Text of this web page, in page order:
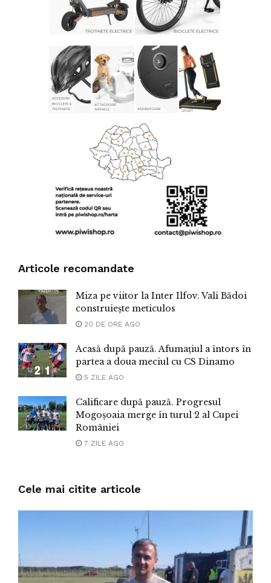
Articole recomandate
Miza pe viitor la Inter Ilfov. Vali Bădoi
construiește meticulos
20 DE ORE AGO
Acasă după pauză. Afumațiul a întors în
partea a doua meciul cu CS Dinamo
5 ZILE AGO
Calificare după pauză. Progresul
Mogoșoaia merge în turul 2 al Cupei
României
7 ZILE AGO
Cele mai citite articole